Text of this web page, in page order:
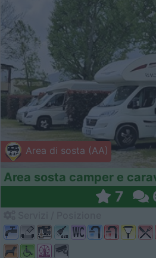
Area di sosta (AA)
Area sosta camper e
7